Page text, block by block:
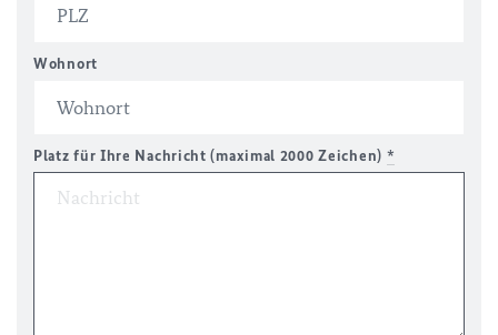
Wohnort
Platz für Ihre Nachricht (maximal 2000 Zeichen) *